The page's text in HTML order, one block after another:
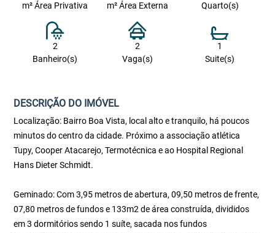
m² Área Privativa
m² Área Externa
Quarto(s)
2
Banheiro(s)
2
Vaga(s)
1
Suite(s)
DESCRIÇÃO DO IMÓVEL
Localização: Bairro Boa Vista, local alto e tranquilo, há poucos
minutos do centro da cidade. Próximo a associação atlética
Tupy, Cooper Atacarejo, Termotécnica e ao Hospital Regional
Hans Dieter Schmidt.
Geminado: Com 3,95 metros de abertura, 09,50 metros de frente,
07,80 metros de fundos e 133m2 de área construída, divididos
em 3 dormitórios sendo 1 suíte, sacada nos fundos